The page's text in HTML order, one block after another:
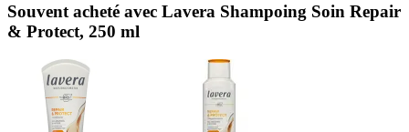
Souvent acheté avec Lavera Shampoing Soin Repair
& Protect, 250 ml